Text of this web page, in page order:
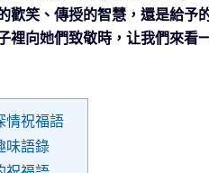
歡笑、傳授的智慧，還是給予
裡向她們致敬時，让我們來看
情祝福語
味語錄